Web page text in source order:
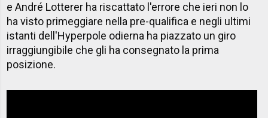
e André Lotterer ha riscattato l'errore che ieri non lo
ha visto primeggiare nella pre-qualifica e negli ultimi
istanti dell'Hyperpole odierna ha piazzato un giro
irraggiungibile che gli ha consegnato la prima
posizione.